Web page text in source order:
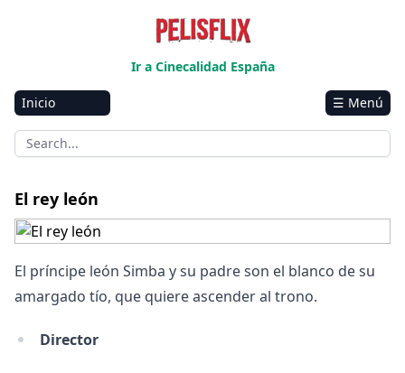
Ir a Cinecalidad España
Inicio
Amazon
Netflix
Disney+
HBO-Max
Marvel
☰ Menú
El rey león
El príncipe león Simba y su padre son el blanco de su
amargado tío, que quiere ascender al trono.
Director